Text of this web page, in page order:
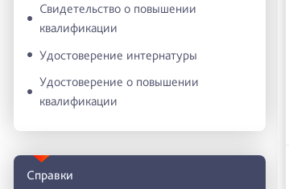
Свидетельство о повышении
квалификации
Удостоверение интернатуры
Удостоверение о повышении
квалификации
Справки